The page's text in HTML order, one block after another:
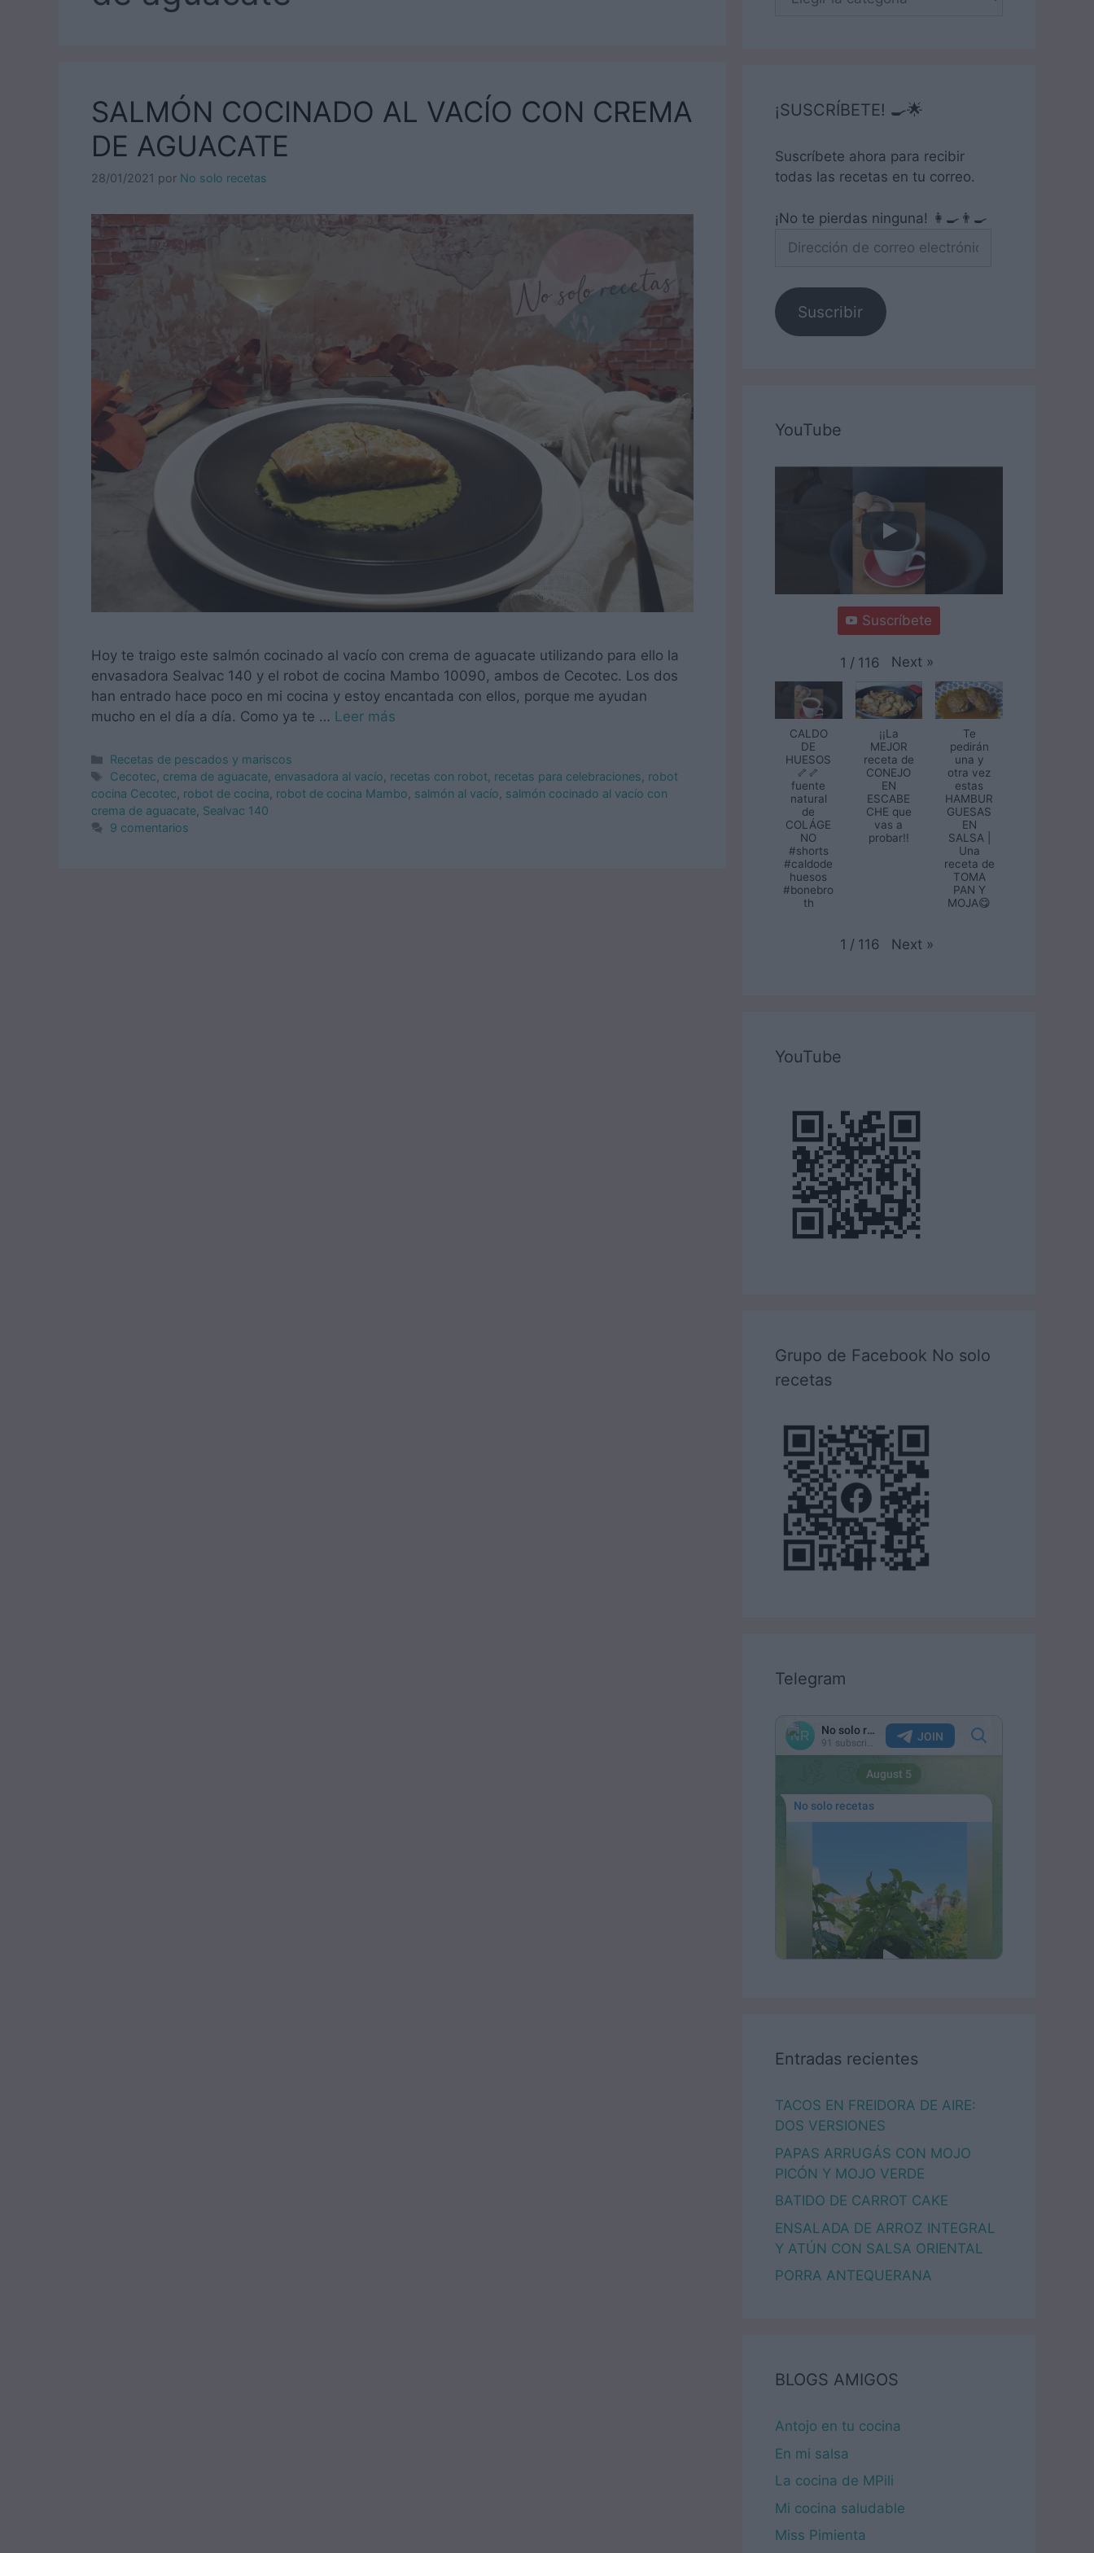
SALMÓN COCINADO AL VACÍO CON CREMA
DE AGUACATE
28/01/2021 por No solo recetas
Hoy te traigo este salmón cocinado al vacío con crema de aguacate utilizando para ello la
envasadora Sealvac 140 y el robot de cocina Mambo 10090, ambos de Cecotec. Los dos
han entrado hace poco en mi cocina y estoy encantada con ellos, porque me ayudan
mucho en el día a día. Como ya te … Leer más
Categorías
Recetas de pescados y mariscos
Etiquetas
Cecotec crema de aguacate envasadora al vacío recetas con robot recetas para celebraciones robot
cocina Cecotec robot de cocina robot de cocina Mambo salmón al vacío salmón cocinado al vacío con
crema de aguacate Sealvac 140
9 comentarios
¡SUSCRÍBETE! 🍳🌟
Suscríbete ahora para recibir
todas las recetas en tu correo.
¡No te pierdas ninguna! 👩‍🍳👨‍🍳
de
electrónico
Suscribir
YouTube
Suscríbete
1 / 116 Next »
CALDO
DE
HUESOS
🦴🦴
fuente
natural
de
COLÁGE
NO
#shorts
#caldode
huesos
#bonebro
th
¡¡La
MEJOR
receta de
CONEJO
EN
ESCABE
CHE que
vas a
probar!!
Te
pedirán
una y
otra vez
estas
HAMBUR
GUESAS
EN
SALSA |
Una
receta de
TOMA
PAN Y
MOJA😋
1 / 116 Next »
YouTube
Grupo de Facebook No solo
recetas
Telegram
Entradas recientes
TACOS EN FREIDORA DE AIRE:
DOS VERSIONES
PAPAS ARRUGÁS CON MOJO
PICÓN Y MOJO VERDE
BATIDO DE CARROT CAKE
ENSALADA DE ARROZ INTEGRAL
Y ATÚN CON SALSA ORIENTAL
PORRA ANTEQUERANA
BLOGS AMIGOS
Antojo en tu cocina
En mi salsa
La cocina de MPili
Mi cocina saludable
Miss Pimienta